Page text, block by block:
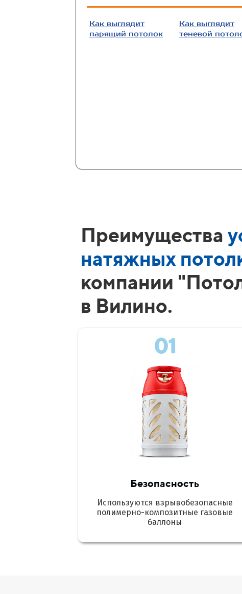
Как выглядит
парящий потолок
Как выглядит
теневой
Преимущества
натяжных
компании
в Вилино.
01
Безопасность
Используются взрывобезопасные
полимерно-композитные газовые
баллоны